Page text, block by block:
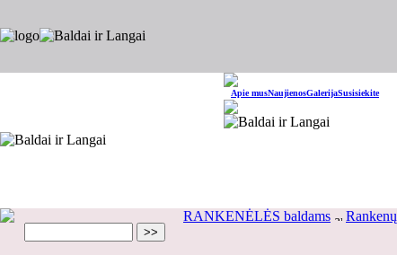
Apie musNaujienosGalerijaSusisiekite
RANKENĖLĖS baldams